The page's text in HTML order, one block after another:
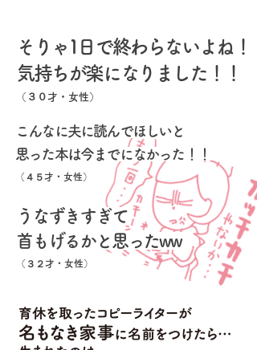
そりゃ1日で終わらないよね！
気持ちが楽になりました！！
（３０才・女性）
こんなに夫に読んでほしいと
思った本は今までになかった！！
（４５才・女性）
うなずきすぎて
首もげるかと思ったww
（３２才・女性）